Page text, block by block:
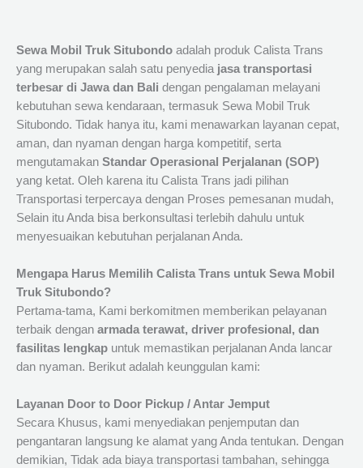
Sewa Mobil Truk Situbondo adalah produk Calista Trans
yang merupakan salah satu penyedia jasa transportasi
terbesar di Jawa dan Bali dengan pengalaman melayani
kebutuhan sewa kendaraan, termasuk Sewa Mobil Truk
Situbondo. Tidak hanya itu, kami menawarkan layanan cepat,
aman, dan nyaman dengan harga kompetitif, serta
mengutamakan Standar Operasional Perjalanan (SOP)
yang ketat. Oleh karena itu Calista Trans jadi pilihan
Transportasi terpercaya dengan Proses pemesanan mudah,
Selain itu Anda bisa berkonsultasi terlebih dahulu untuk
menyesuaikan kebutuhan perjalanan Anda.
Mengapa Harus Memilih Calista Trans untuk Sewa Mobil
Truk Situbondo?
Pertama-tama, Kami berkomitmen memberikan pelayanan
terbaik dengan armada terawat, driver profesional, dan
fasilitas lengkap untuk memastikan perjalanan Anda lancar
dan nyaman. Berikut adalah keunggulan kami:
Layanan Door to Door Pickup / Antar Jemput
Secara Khusus, kami menyediakan penjemputan dan
pengantaran langsung ke alamat yang Anda tentukan. Dengan
demikian, Tidak ada biaya transportasi tambahan, sehingga